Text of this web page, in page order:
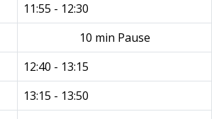
11:55 - 12:30
10 min Pause
12:40 - 13:15
13:15 - 13:50